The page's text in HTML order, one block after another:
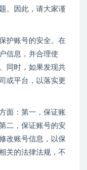
。因此，请大家谨
护账号的安全。在
信息，并合理使
同时，如果发现共
或平台，以落实更
面：第一，保证账
二，保证账号的安
改账号信息，以保
关的法律法规，不